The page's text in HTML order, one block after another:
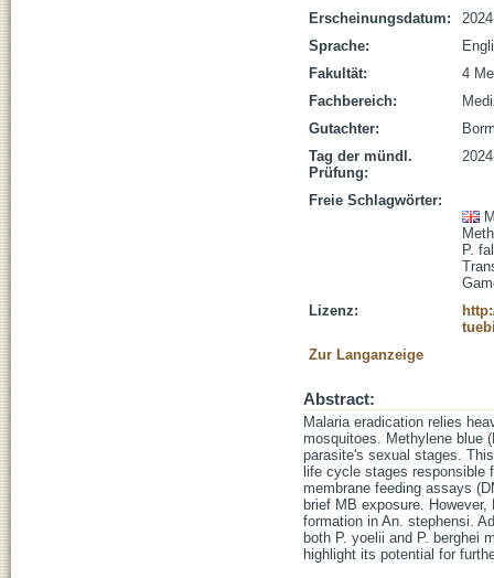
Erscheinungsdatum:
Sprache:
Fakultät:
4
Fachbereich:
Gutachter:
Tag der mündl.
Prüfung:
Freie Schlagwörter:
P.
Lizenz:
Zur Langanzeige
Abstract:
Malaria eradication relies
mosquitoes. Methylene blue
parasite's sexual stages.
life cycle stages
membrane feeding assays
brief MB exposure.
formation in An. stephensi.
both P. yoelii and P. berghei
highlight its potential for